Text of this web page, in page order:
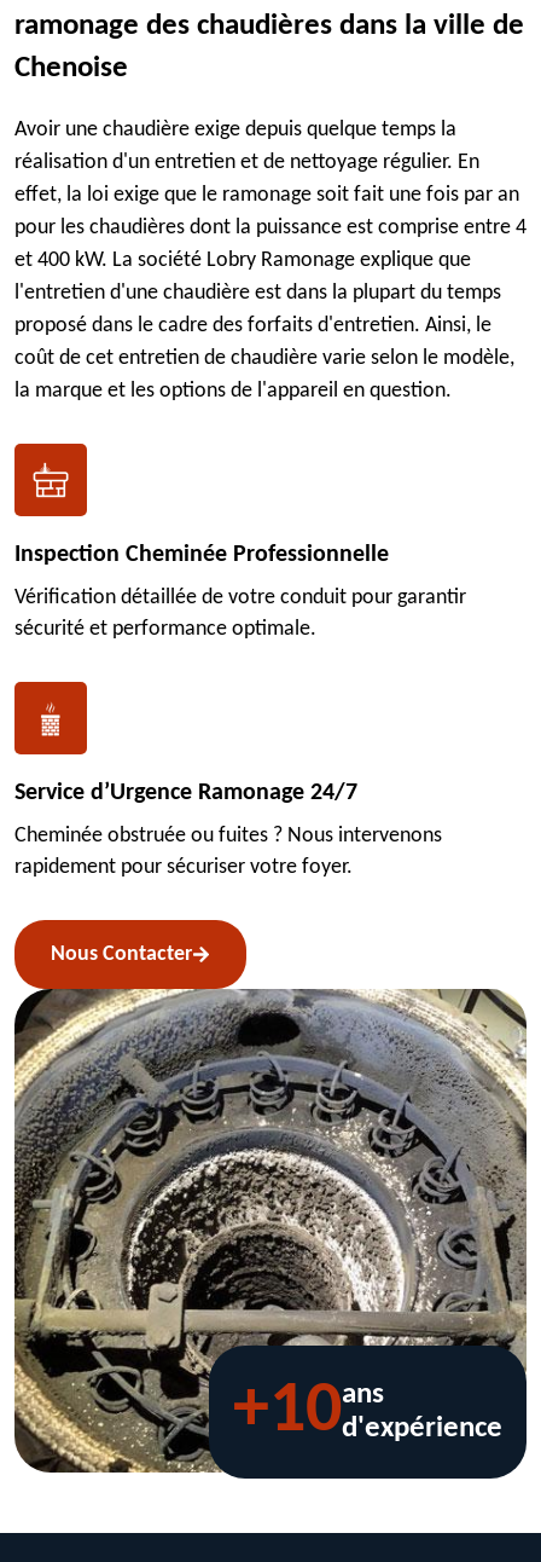
ramonage des chaudières dans la ville de
Chenoise
Avoir une chaudière exige depuis quelque temps la
réalisation d'un entretien et de nettoyage régulier. En
effet, la loi exige que le ramonage soit fait une fois par an
pour les chaudières dont la puissance est comprise entre 4
et 400 kW. La société Lobry Ramonage explique que
l'entretien d'une chaudière est dans la plupart du temps
proposé dans le cadre des forfaits d'entretien. Ainsi, le
coût de cet entretien de chaudière varie selon le modèle,
la marque et les options de l'appareil en question.
Inspection Cheminée Professionnelle
Vérification détaillée de votre conduit pour garantir
sécurité et performance optimale.
Service d’Urgence Ramonage 24/7
Cheminée obstruée ou fuites ? Nous intervenons
rapidement pour sécuriser votre foyer.
Nous Contacter
+10ans
d'expérience